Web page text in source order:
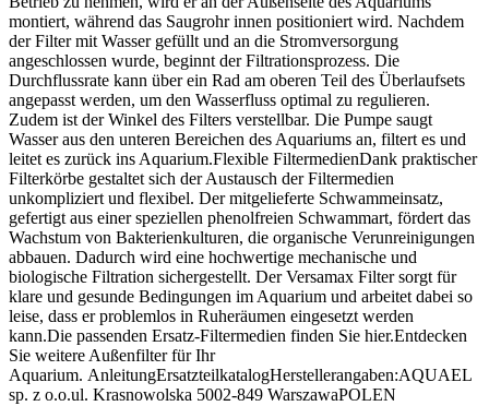
montiert, während das Saugrohr innen positioniert wird. Nachdem
der Filter mit Wasser gefüllt und an die Stromversorgung
angeschlossen wurde, beginnt der Filtrationsprozess. Die
Durchflussrate kann über ein Rad am oberen Teil des Überlaufsets
angepasst werden, um den Wasserfluss optimal zu regulieren.
Zudem ist der Winkel des Filters verstellbar. Die Pumpe saugt
Wasser aus den unteren Bereichen des Aquariums an, filtert es und
leitet es zurück ins Aquarium.Flexible FiltermedienDank praktischer
Filterkörbe gestaltet sich der Austausch der Filtermedien
unkompliziert und flexibel. Der mitgelieferte Schwammeinsatz,
gefertigt aus einer speziellen phenolfreien Schwammart, fördert das
Wachstum von Bakterienkulturen, die organische Verunreinigungen
abbauen. Dadurch wird eine hochwertige mechanische und
biologische Filtration sichergestellt. Der Versamax Filter sorgt für
klare und gesunde Bedingungen im Aquarium und arbeitet dabei so
leise, dass er problemlos in Ruheräumen eingesetzt werden
kann.Die passenden Ersatz-Filtermedien finden Sie hier.Entdecken
Sie weitere Außenfilter für Ihr
Aquarium. AnleitungErsatzteilkatalogHerstellerangaben:AQUAEL
sp. z o.o.ul. Krasnowolska 5002-849 WarszawaPOLEN